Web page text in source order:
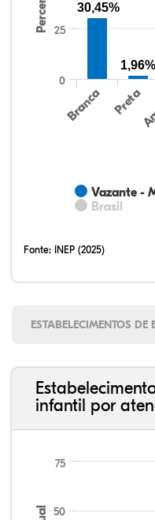
Vazante -
Brasil
Branca Preta
0
25
30,45%
1,96%
Fonte: INEP (2025)
ESTABELECIMENTOS
infantil por
50
75